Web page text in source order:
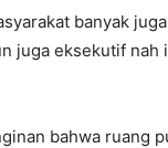
banyak
juga eksekutif nah
bahwa ruang